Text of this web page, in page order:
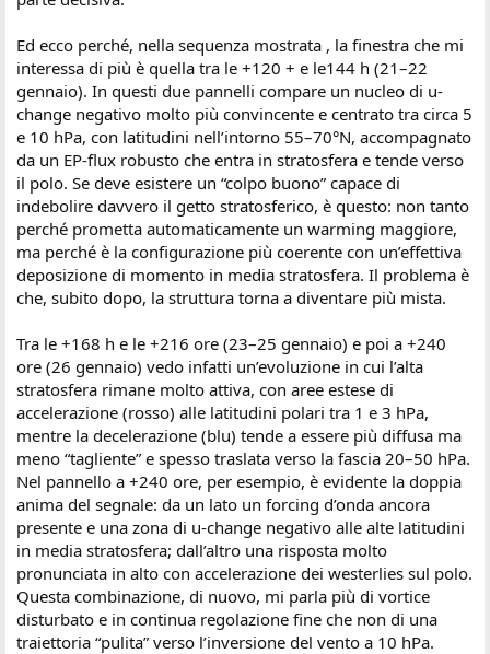
Ed ecco perché, nella sequenza mostrata , la finestra che mi
interessa di più è quella tra le +120 + e le144 h (21–22
gennaio). In questi due pannelli compare un nucleo di u-
change negativo molto più convincente e centrato tra circa 5
e 10 hPa, con latitudini nell’intorno 55–70°N, accompagnato
da un EP-flux robusto che entra in stratosfera e tende verso
il polo. Se deve esistere un “colpo buono” capace di
indebolire davvero il getto stratosferico, è questo: non tanto
perché prometta automaticamente un warming maggiore,
ma perché è la configurazione più coerente con un’effettiva
deposizione di momento in media stratosfera. Il problema è
che, subito dopo, la struttura torna a diventare più mista.
Tra le +168 h e le +216 ore (23–25 gennaio) e poi a +240
ore (26 gennaio) vedo infatti un’evoluzione in cui l’alta
stratosfera rimane molto attiva, con aree estese di
accelerazione (rosso) alle latitudini polari tra 1 e 3 hPa,
mentre la decelerazione (blu) tende a essere più diffusa ma
meno “tagliente” e spesso traslata verso la fascia 20–50 hPa.
Nel pannello a +240 ore, per esempio, è evidente la doppia
anima del segnale: da un lato un forcing d’onda ancora
presente e una zona di u-change negativo alle alte latitudini
in media stratosfera; dall’altro una risposta molto
pronunciata in alto con accelerazione dei westerlies sul polo.
Questa combinazione, di nuovo, mi parla più di vortice
disturbato e in continua regolazione fine che non di una
traiettoria “pulita” verso l’inversione del vento a 10 hPa.